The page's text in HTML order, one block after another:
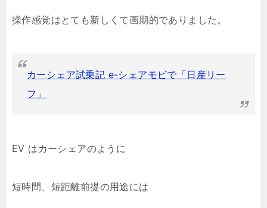
操作感覚はとても新しくて画期的でありました。
カーシェア試乗記 e-シェアモビで「日産リー
フ」
EV はカーシェアのように
短時間、短距離前提の用途には